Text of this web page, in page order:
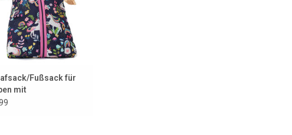
Fußsack für
mit